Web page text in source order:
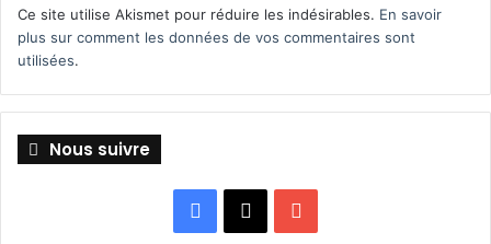
Ce site utilise Akismet pour réduire les indésirables. En savoir
plus sur comment les données de vos commentaires sont
utilisées.
Nous suivre
Facebook
X